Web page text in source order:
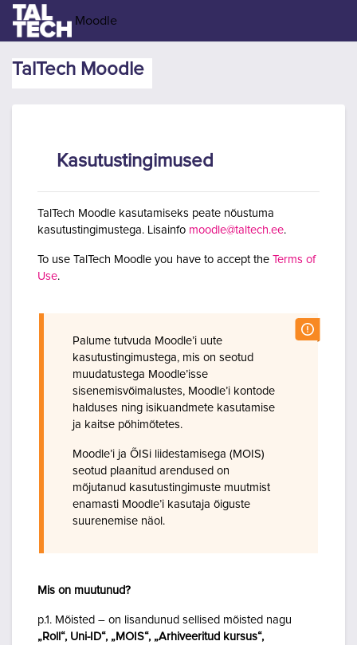
Jäta vahele peasisuni
Moodle
TalTech Moodle
Kasutustingimused
TalTech Moodle kasutamiseks peate nõustuma
kasutustingimustega. Lisainfo moodle@taltech.ee.
To use TalTech Moodle you have to accept the Terms of
Use.
Palume tutvuda Moodle’i uute
kasutustingimustega, mis on seotud
muudatustega Moodle’isse
sisenemisvõimalustes, Moodle’i kontode
halduses ning isikuandmete kasutamise
ja kaitse põhimõtetes.
Moodle’i ja ÕISi liidestamisega (MOIS)
seotud plaanitud arendused on
mõjutanud kasutustingimuste muutmist
enamasti Moodle’i kasutaja õiguste
suurenemise näol.
Mis on muutunud?
p.1. Mõisted – on lisandunud sellised mõisted nagu
„Roll“, Uni-ID“, „MOIS“, „Arhiveeritud kursus“,